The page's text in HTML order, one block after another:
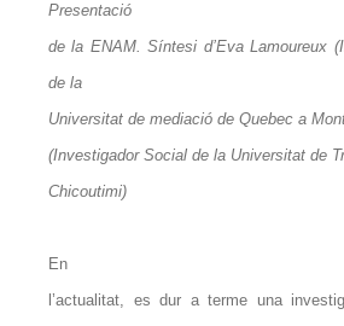
Presentació
de la ENAM. Síntesi d’Eva Lamoureux
de la
Universitat de mediació de Quebec a
(Investigador Social de la Universitat de
Chicoutimi)
En
l’actualitat, es dur a terme una